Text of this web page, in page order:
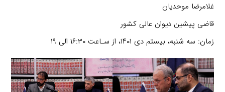
غلامرضا موحدیان
قاضی پیشین دیوان عالی کشور
زمان: سه شنبه، بیستم دی ۱۴۰۱، از سـاعت ۱۶:۳۰ الی ۱۹